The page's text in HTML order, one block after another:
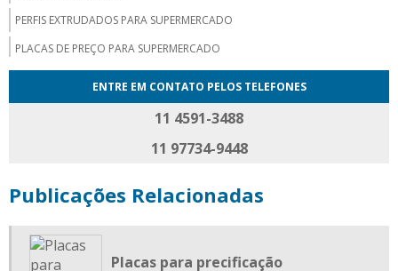
PERFIS EXTRUDADOS PARA SUPERMERCADO
PLACAS DE PREÇO PARA SUPERMERCADO
PLACAS MERCHANDISING
PLACAS PARA PREÇO
PORTA CARTAZ A4
ENTRE EM CONTATO PELOS TELEFONES
11 4591-3488
11 97734-9448
Publicações Relacionadas
Placas para precificação